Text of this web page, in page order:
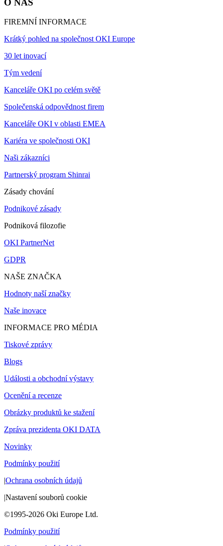
O NÁS
FIREMNÍ INFORMACE
Krátký pohled na společnost OKI Europe
30 let inovací
Tým vedení
Kanceláře OKI po celém světě
Společenská odpovědnost firem
Kanceláře OKI v oblasti EMEA
Kariéra ve společnosti OKI
Naši zákazníci
Partnerský program Shinrai
Zásady chování
Podnikové zásady
Podniková filozofie
OKI PartnerNet
GDPR
NAŠE ZNAČKA
Hodnoty naší značky
Naše inovace
INFORMACE PRO MÉDIA
Tiskové zprávy
Blogs
Události a obchodní výstavy
Ocenění a recenze
Obrázky produktů ke stažení
Zpráva prezidenta OKI DATA
Novinky
Podmínky použití
|Ochrana osobních údajů
|Nastavení souborů cookie
©1995-2026 Oki Europe Ltd.
Podmínky použití